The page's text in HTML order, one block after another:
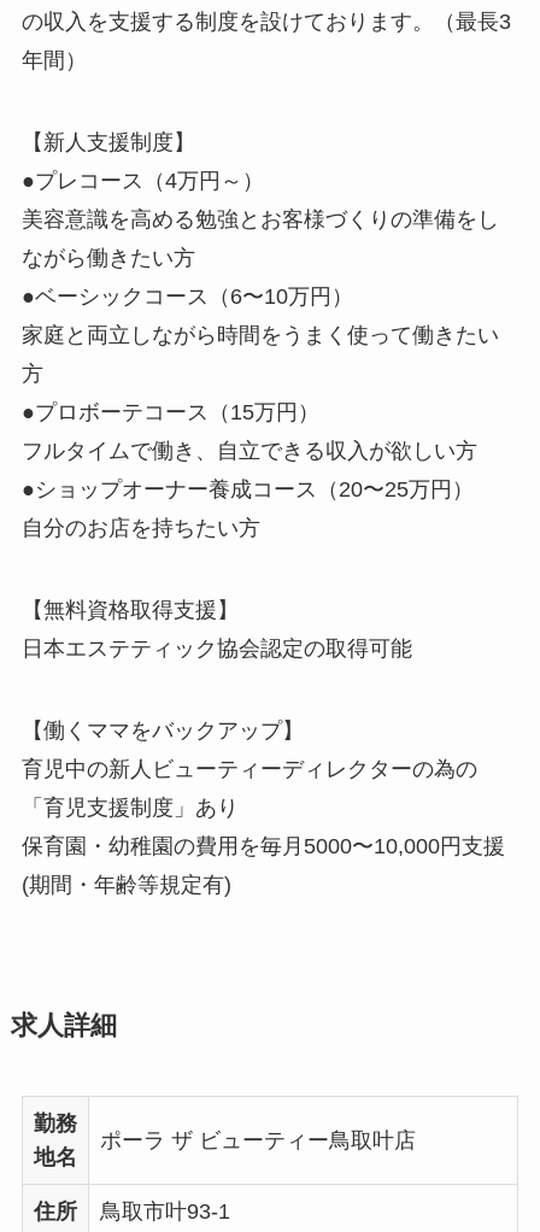
の収入を支援する制度を設けております。（最長3
年間）
【新人支援制度】
●プレコース（4万円～）
美容意識を高める勉強とお客様づくりの準備をし
ながら働きたい方
●ベーシックコース（6〜10万円）
家庭と両立しながら時間をうまく使って働きたい
方
●プロボーテコース（15万円）
フルタイムで働き、自立できる収入が欲しい方
●ショップオーナー養成コース（20〜25万円）
自分のお店を持ちたい方
【無料資格取得支援】
日本エステティック協会認定の取得可能
【働くママをバックアップ】
育児中の新人ビューティーディレクターの為の
「育児支援制度」あり
保育園・幼稚園の費用を毎月5000〜10,000円支援
(期間・年齢等規定有)
求人詳細
勤務
地名
ポーラ ザ ビューティー鳥取叶店
住所 鳥取市叶93-1